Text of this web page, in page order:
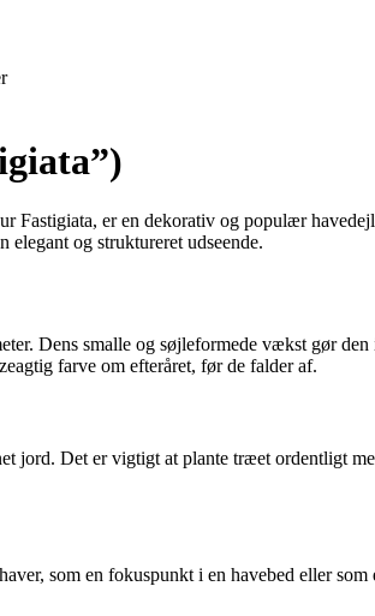
Fastigiata, er en dekorativ og populær
og struktureret udseende.
Dens smalle og søjleformede vækst gør
farve om efteråret, før de falder af.
jord. Det er vigtigt at plante træet ordentligt
som en fokuspunkt i en havebed eller